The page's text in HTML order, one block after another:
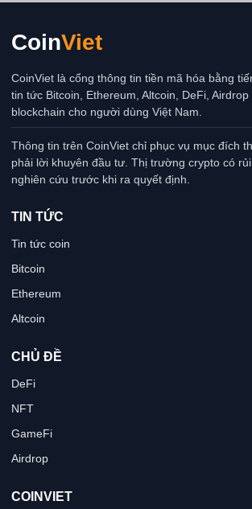
CoinViet
CoinViet là cổng thông tin tiền mã hóa bằng
tin tức Bitcoin, Ethereum, Altcoin, DeFi,
blockchain cho người dùng Việt Nam.
Thông tin trên CoinViet chỉ phục vụ mục đích
phải lời khuyên đầu tư. Thị trường crypto có
nghiên cứu trước khi ra quyết định.
TIN TỨC
Tin tức coin
Bitcoin
Ethereum
Altcoin
CHỦ ĐỀ
DeFi
NFT
GameFi
Airdrop
COINVIET